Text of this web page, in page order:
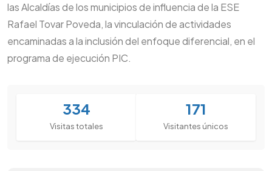
las Alcaldías de los municipios de influencia de la ESE
Rafael Tovar Poveda, la vinculación de actividades
encaminadas a la inclusión del enfoque diferencial, en el
programa de ejecución PIC.
334
Visitas totales
171
Visitantes únicos